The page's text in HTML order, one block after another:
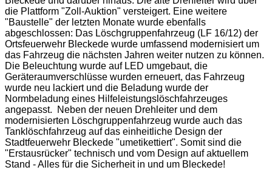
die Plattform "Zoll-Auktion" versteigert. Eine weitere
"Baustelle" der letzten Monate wurde ebenfalls
abgeschlossen: Das Löschgruppenfahrzeug (LF 16/12) der
Ortsfeuerwehr Bleckede wurde umfassend modernisiert um
das Fahrzeug die nächsten Jahren weiter nutzen zu können.
Die Beleuchtung wurde auf LED umgebaut, die
Geräteraumverschlüsse wurden erneuert, das Fahrzeug
wurde neu lackiert und die Beladung wurde der
Normbeladung eines Hilfeleistungslöschfahrzeuges
angepasst. Neben der neuen Drehleiter und dem
modernisierten Löschgruppenfahrzeug wurde auch das
Tanklöschfahrzeug auf das einheitliche Design der
Stadtfeuerwehr Bleckede "umetikettiert". Somit sind die
"Erstausrücker" technisch und vom Design auf aktuellem
Stand - Alles für die Sicherheit in und um Bleckede!